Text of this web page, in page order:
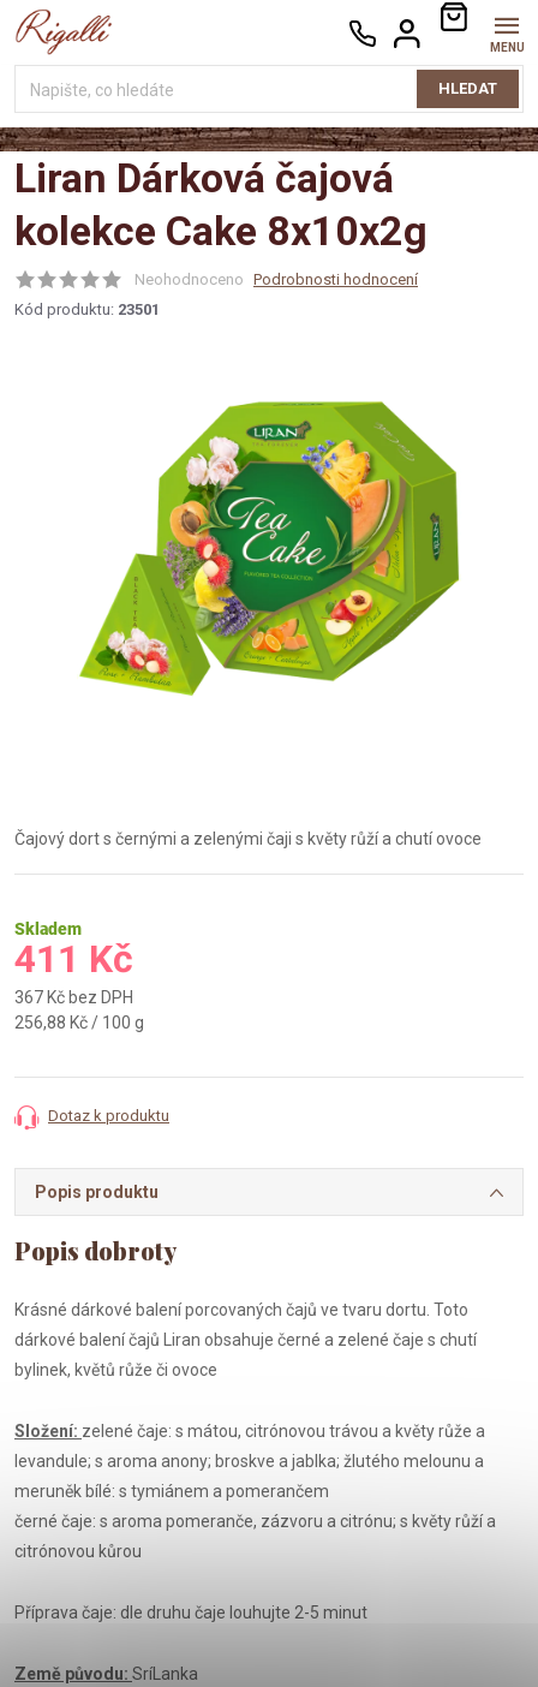
Přejít
na
HLEDAT
NÁKUPNÍ
KOŠÍK
Liran Dárková čajová
kolekce Cake 8x10x2g
Neohodnoceno Podrobnosti hodnocení
Kód produktu: 23501
Čajový dort s černými a zelenými čaji s květy růží a chutí ovoce
Skladem
411 Kč
367 Kč bez DPH
Měrná
256,88 Kč / 100 g
Dotaz k produktu
Popis produktu
Krásné dárkové balení porcovaných čajů ve tvaru dortu. Toto
dárkové balení čajů Liran obsahuje černé a zelené čaje s chutí
bylinek, květů růže či ovoce
Složení: zelené čaje: s mátou, citrónovou trávou a květy růže a
levandule; s aroma anony; broskve a jablka; žlutého melounu a
meruněk bílé: s tymiánem a pomerančem
černé čaje: s aroma pomeranče, zázvoru a citrónu; s květy růží a
citrónovou kůrou
Příprava čaje: dle druhu čaje louhujte 2-5 minut
Země původu: SríLanka